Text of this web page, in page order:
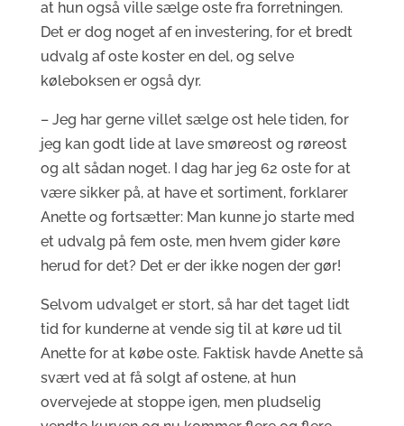
at hun også ville sælge oste fra forretningen.
Det er dog noget af en investering, for et bredt
udvalg af oste koster en del, og selve
køleboksen er også dyr.
– Jeg har gerne villet sælge ost hele tiden, for
jeg kan godt lide at lave smøreost og røreost
og alt sådan noget. I dag har jeg 62 oste for at
være sikker på, at have et sortiment, forklarer
Anette og fortsætter: Man kunne jo starte med
et udvalg på fem oste, men hvem gider køre
herud for det? Det er der ikke nogen der gør!
Selvom udvalget er stort, så har det taget lidt
tid for kunderne at vende sig til at køre ud til
Anette for at købe oste. Faktisk havde Anette så
svært ved at få solgt af ostene, at hun
overvejede at stoppe igen, men pludselig